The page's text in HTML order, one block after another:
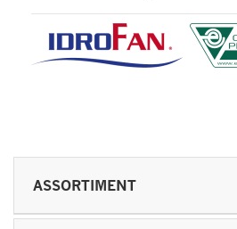
ASSORTIMENT